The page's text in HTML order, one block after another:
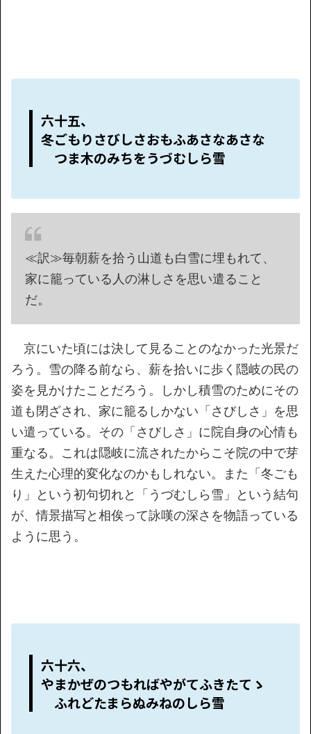
六十五、
冬ごもりさびしさおもふあさなあさな
つま木のみちをうづむしら雪
≪訳≫毎朝薪を拾う山道も白雪に埋もれて、
家に籠っている人の淋しさを思い遣ること
だ。
京にいた頃には決して見ることのなかった光景だ
ろう。雪の降る前なら、薪を拾いに歩く隠岐の民の
姿を見かけたことだろう。しかし積雪のためにその
道も閉ざされ、家に籠るしかない「さびしさ」を思
い遣っている。その「さびしさ」に院自身の心情も
重なる。これは隠岐に流されたからこそ院の中で芽
生えた心理的変化なのかもしれない。また「冬ごも
り」という初句切れと「うづむしら雪」という結句
が、情景描写と相俟って詠嘆の深さを物語っている
ように思う。
六十六、
やまかぜのつもればやがてふきたてゝ
ふれどたまらぬみねのしら雪